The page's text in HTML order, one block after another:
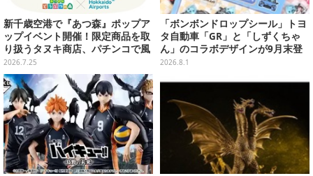
新千歳空港で『あつ森』ポップア
ップイベント開催！限定商品を取
り扱うタヌキ商店、パチンコで風
船を狙う体験ゲームなど
2026.7.25
「ボンボンドロップシール」トヨ
タ自動車「GR」と「しずくちゃ
ん」のコラボデザインが9月末登
場！くま吉らも描かれた全4柄
2026.8.1